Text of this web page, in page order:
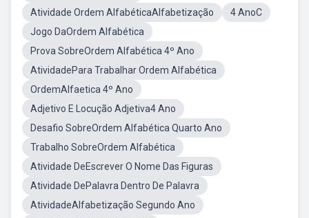
Atividade Ordem AlfabéticaAlfabetização
4 AnoC
Jogo DaOrdem Alfabética
Prova SobreOrdem Alfabética 4º Ano
AtividadePara Trabalhar Ordem Alfabética
OrdemAlfaetica 4º Ano
Adjetivo E Locução Adjetiva4 Ano
Desafio SobreOrdem Alfabética Quarto Ano
Trabalho SobreOrdem Alfabética
Atividade DeEscrever O Nome Das Figuras
Atividade DePalavra Dentro De Palavra
AtividadeAlfabetização Segundo Ano